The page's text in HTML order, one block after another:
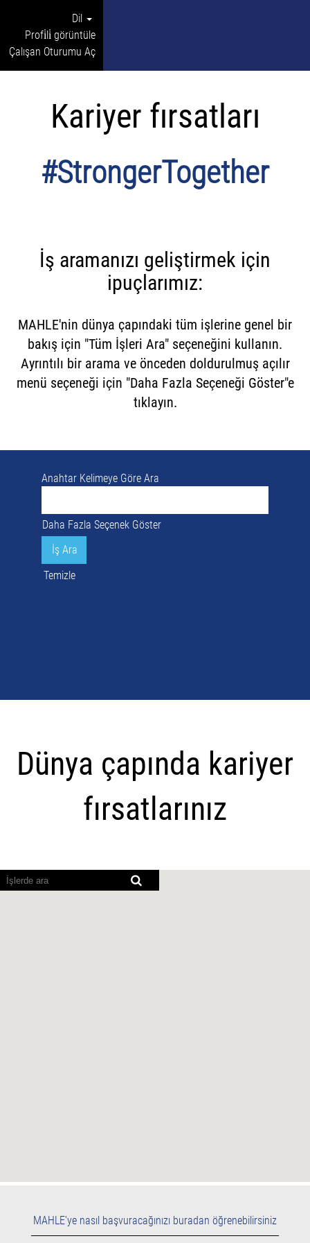
Dil
Profi̇li̇ görüntüle
Çalışan Oturumu Aç
Kariyer fırsatları
#StrongerTogether
İş aramanızı geliştirmek için
ipuçlarımız:
MAHLE'nin dünya çapındaki tüm işlerine genel bir
bakış için "Tüm İşleri Ara" seçeneğini kullanın.
Ayrıntılı bir arama ve önceden doldurulmuş açılır
menü seçeneği için "Daha Fazla Seçeneği Göster"e
tıklayın.
Anahtar Kelimeye Göre Ara
Daha Fazla Seçenek Göster
Temizle
Dünya
kariyer
fırsatlarınız
Dünya çapında kariyer
fırsatlarınız
Ekran
okuyucular
MAHLE'ye nasıl başvuracağınızı buradan öğrenebilirsiniz